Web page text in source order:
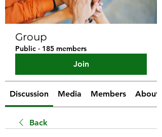
Group
Public · 185 members
Join
Discussion Media Members About
Back